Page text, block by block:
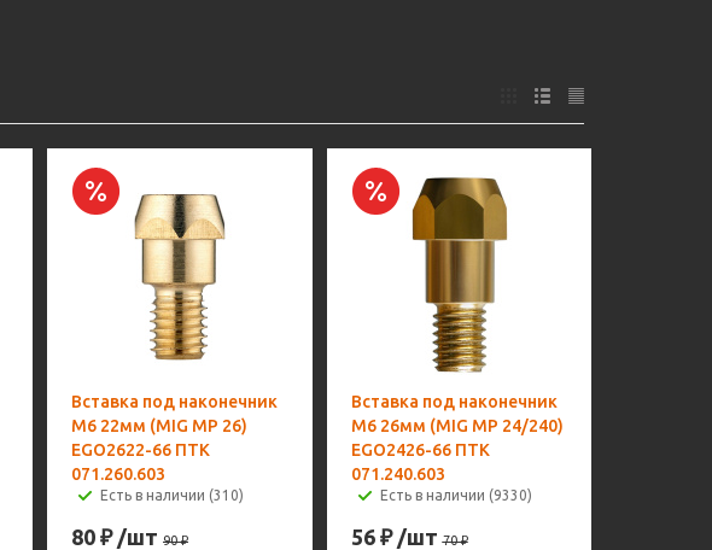
Вставка под наконечник
M6 22мм (MIG MP 26)
EGO2622-66 ПТК
071.260.603
Есть в наличии (310)
80 ₽ /шт 90₽
Вставка под наконечник
M6 26мм (MIG MP 24/240)
EGO2426-66 ПТК
071.240.603
Есть в наличии (9330)
56₽ /шт 70₽